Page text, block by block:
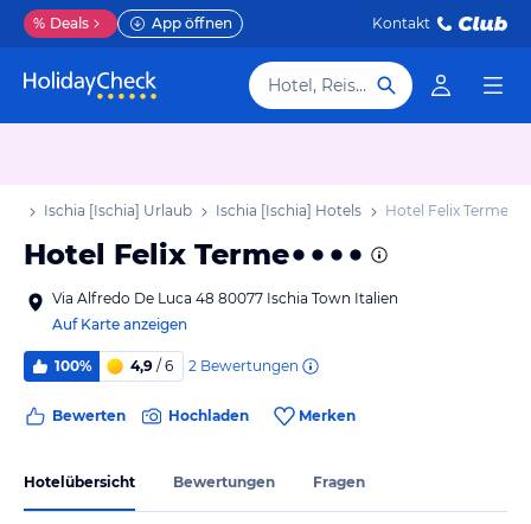
% Deals App öffnen Kontakt
Hotel, Reiseziel
Ischia [Ischia] Urlaub Ischia [Ischia] Hotels Hotel Felix Terme
Hotel Felix Terme
Via Alfredo De Luca 48 80077 Ischia Town Italien
Auf Karte anzeigen
100% 4,9 / 6 2 Bewertungen
Bewerten Hochladen Merken
Hotelübersicht Bewertungen Fragen